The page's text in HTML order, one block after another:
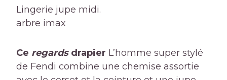
Lingerie jupe midi.
arbre imax
Ce regardsdrapier L’homme super stylé
de Fendi combine une chemise assortie